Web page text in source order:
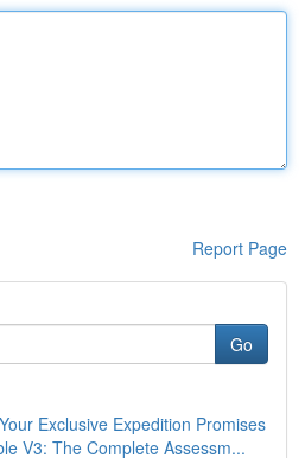
Report Page
Go
Exclusive Expedition Promises
V3: The Complete Assessm...